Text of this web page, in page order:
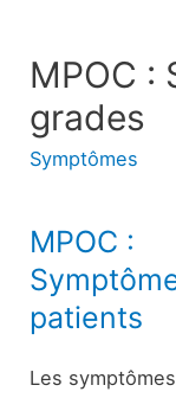
MPOC :
grades
Symptômes
MPOC :
patients
Les